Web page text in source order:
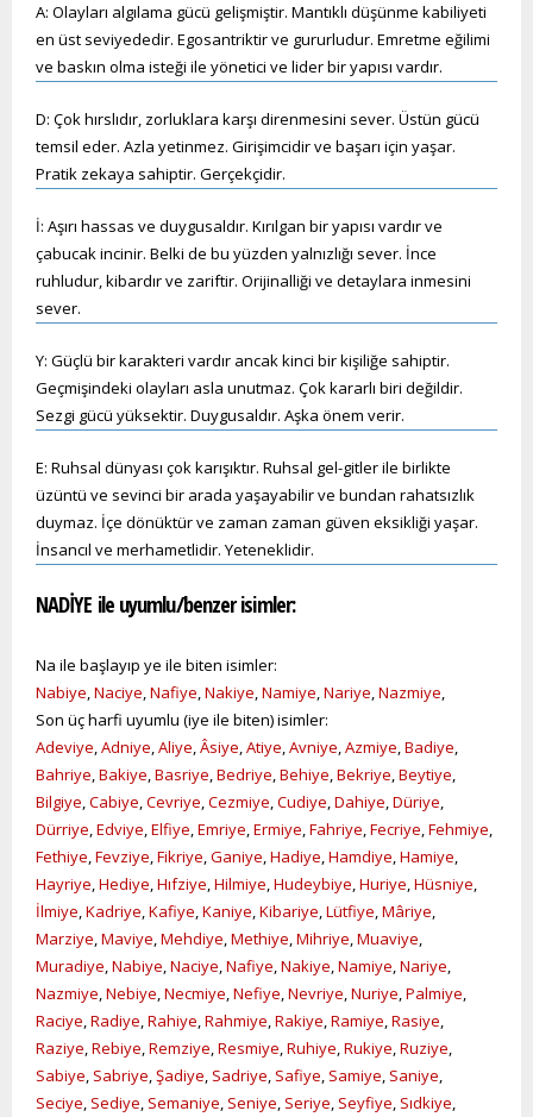
A: Olayları algılama gücü gelişmiştir. Mantıklı düşünme kabiliyeti
en üst seviyededir. Egosantriktir ve gururludur. Emretme eğilimi
ve baskın olma isteği ile yönetici ve lider bir yapısı vardır.
D: Çok hırslıdır, zorluklara karşı direnmesini sever. Üstün gücü
temsil eder. Azla yetinmez. Girişimcidir ve başarı için yaşar.
Pratik zekaya sahiptir. Gerçekçidir.
İ: Aşırı hassas ve duygusaldır. Kırılgan bir yapısı vardır ve
çabucak incinir. Belki de bu yüzden yalnızlığı sever. İnce
ruhludur, kibardır ve zariftir. Orijinalliği ve detaylara inmesini
sever.
Y: Güçlü bir karakteri vardır ancak kinci bir kişiliğe sahiptir.
Geçmişindeki olayları asla unutmaz. Çok kararlı biri değildir.
Sezgi gücü yüksektir. Duygusaldır. Aşka önem verir.
E: Ruhsal dünyası çok karışıktır. Ruhsal gel-gitler ile birlikte
üzüntü ve sevinci bir arada yaşayabilir ve bundan rahatsızlık
duymaz. İçe dönüktür ve zaman zaman güven eksikliği yaşar.
İnsancıl ve merhametlidir. Yeteneklidir.
NADİYE ile uyumlu/benzer isimler:
Na ile başlayıp ye ile biten isimler:
Nabiye,Naciye,Nafiye,Nakiye,Namiye,Nariye,Nazmiye,
Son üç harfi uyumlu (iye ile biten) isimler:
Adeviye,Adniye,Aliye,Âsiye,Atiye,Avniye,Azmiye,Badiye,
Bahriye,Bakiye,Basriye,Bedriye,Behiye,Bekriye,Beytiye,
Bilgiye,Cabiye,Cevriye,Cezmiye,Cudiye,Dahiye,Düriye,
Dürriye,Edviye,Elfiye,Emriye,Ermiye,Fahriye,Fecriye,Fehmiye,
Fethiye,Fevziye,Fikriye,Ganiye,Hadiye,Hamdiye,Hamiye,
Hayriye,Hediye,Hıfziye,Hilmiye,Hudeybiye,Huriye,Hüsniye,
İlmiye,Kadriye,Kafiye,Kaniye,Kibariye,Lütfiye,Mâriye,
Marziye,Maviye,Mehdiye,Methiye,Mihriye,Muaviye,
Muradiye,Nabiye,Naciye,Nafiye,Nakiye,Namiye,Nariye,
Nazmiye,Nebiye,Necmiye,Nefiye,Nevriye,Nuriye,Palmiye,
Raciye,Radiye,Rahiye,Rahmiye,Rakiye,Ramiye,Rasiye,
Raziye,Rebiye,Remziye,Resmiye,Ruhiye,Rukiye,Ruziye,
Sabiye, Sabriye,Şadiye, Sadriye, Safiye, Samiye, Saniye,
Seciye, Sediye, Semaniye, Seniye, Seriye, Seyfiye, Sıdkiye,